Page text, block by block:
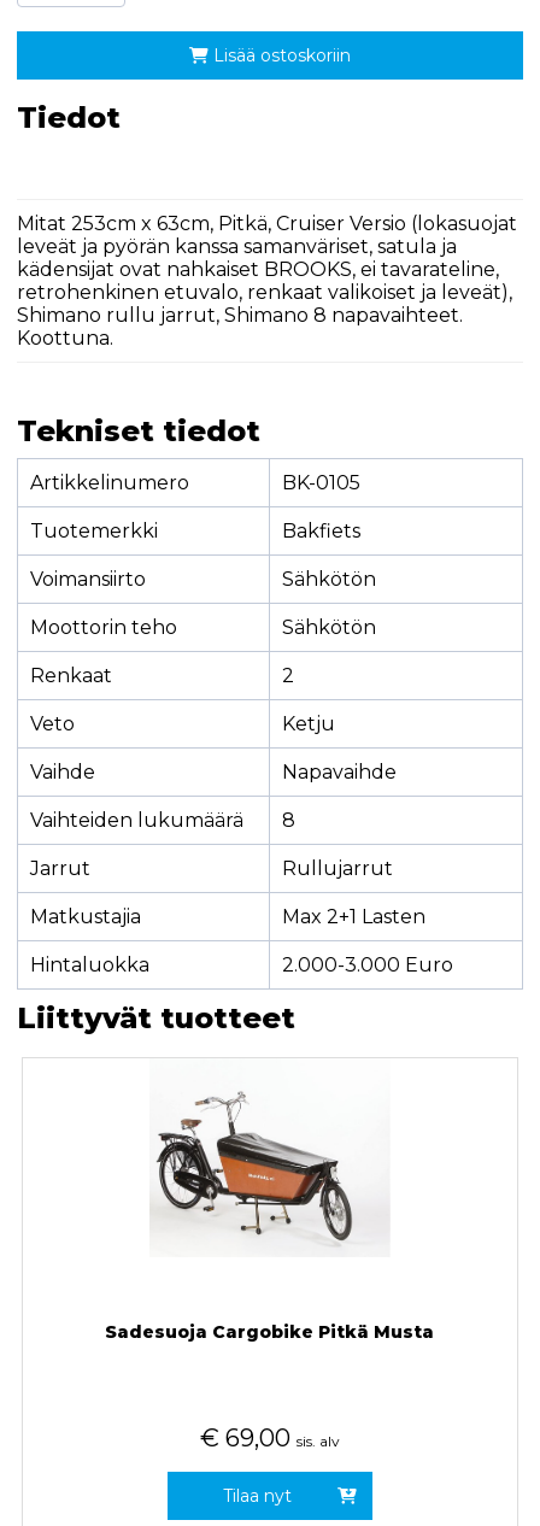
Lisää ostoskoriin
Tiedot
Mitat 253cm x 63cm, Pitkä, Cruiser Versio (lokasuojat
leveät ja pyörän kanssa samanväriset, satula ja
kädensijat ovat nahkaiset BROOKS, ei tavarateline,
retrohenkinen etuvalo, renkaat valikoiset ja leveät),
Shimano rullu jarrut, Shimano 8 napavaihteet.
Koottuna.
Tekniset tiedot
Artikkelinumero BK-0105
Tuotemerkki Bakfiets
Voimansiirto Sähkötön
Moottorin teho Sähkötön
Renkaat 2
Veto Ketju
Vaihde Napavaihde
Vaihteiden lukumäärä 8
Jarrut Rullujarrut
Matkustajia Max 2+1 Lasten
Hintaluokka 2.000-3.000 Euro
Liittyvät tuotteet
Sadesuoja Cargobike Pitkä Musta
€ 69,00 sis. alv
Tilaa nyt